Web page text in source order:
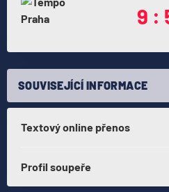
9 :
SOUVISEJÍCÍ INFORMACE
Textový online přenos
Profil soupeře